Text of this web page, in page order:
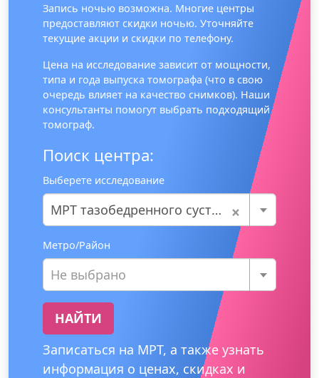
Запись ночью возможна. Многие центры
предоставляют скидки ночью. Уточняйте
текущие акции и скидки по телефону.
Цена на исследование зависит от мощности,
типа и года выпуска томографа (что в свою
очередь влияет на качество снимков). Наши
консультанты помогут выбрать подходящий
томограф.
Поиск центра:
Выберете исследование
×
МРТ тазобедренного сустава
Метро/Район
Не выбрано
НАЙТИ
Записаться на МРТ, а также узнать
информация о ценах, скидках и